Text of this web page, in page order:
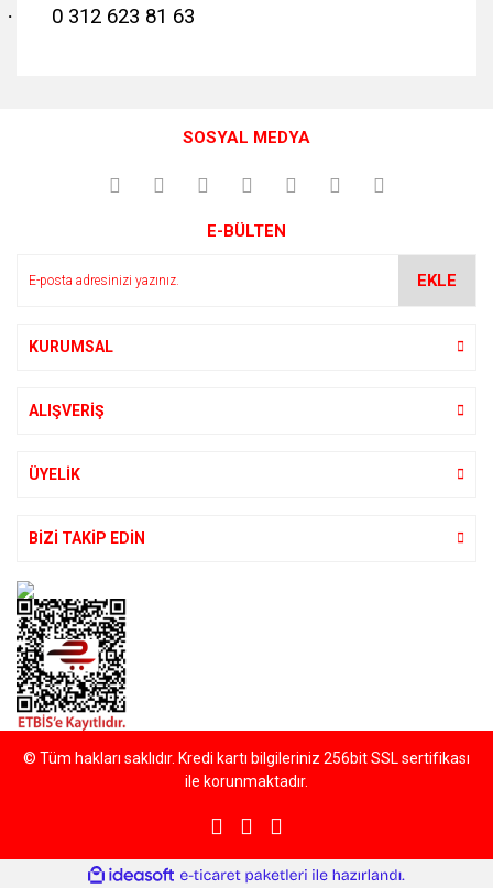
· 0 312 623 81 63
Yorum Yaz
Görüş ve önerileriniz için teşekkür ederiz.
Ürün açıklamasında eksik bilgiler bulunuyor.
SOSYAL MEDYA
E-BÜLTEN
EKLE
KURUMSAL
ALIŞVERİŞ
ÜYELİK
BİZİ TAKİP EDİN
© Tüm hakları saklıdır. Kredi kartı bilgileriniz 256bit SSL sertifikası
ile korunmaktadır.
ideasoft
e-